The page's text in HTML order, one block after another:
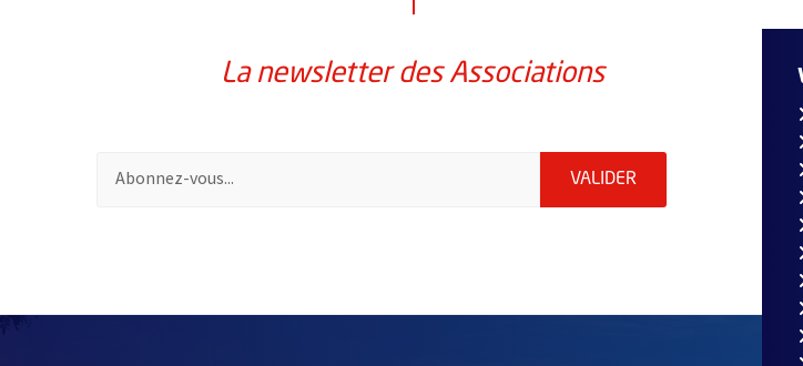
La newsletter des Associations
Pour vous inscrire à la lettre d'information des associations de la ville d'Angers, indiquez
VALIDER ENVOYER MA